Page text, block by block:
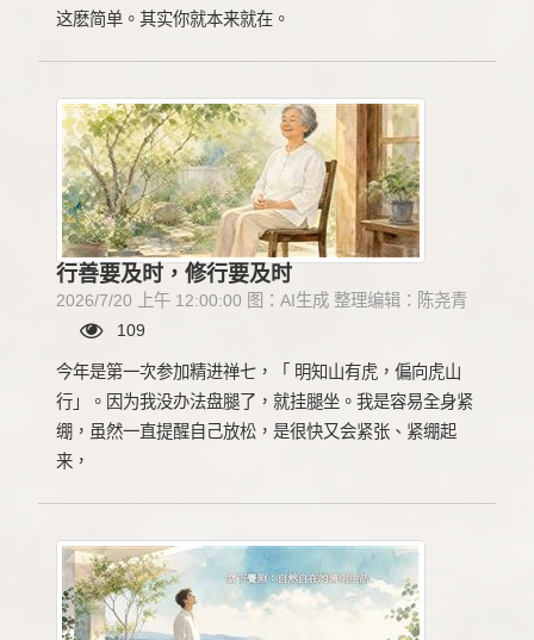
这麽简单。其实你就本来就在。
行善要及时，修行要及时
2026/7/20 上午 12:00:00 图：AI生成 整理编辑：陈尧青
109
今年是第一次参加精进禅七，「 明知山有虎，偏向虎山
行」。因为我没办法盘腿了，就挂腿坐。我是容易全身紧
绷，虽然一直提醒自己放松，是很快又会紧张、紧绷起
来，